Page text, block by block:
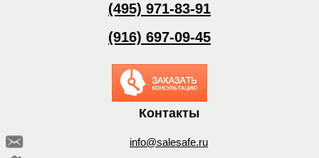
(495) 971-83-91
(916) 697-09-45
Заказать обратный
звонок
Контакты
info@salesafe.ru